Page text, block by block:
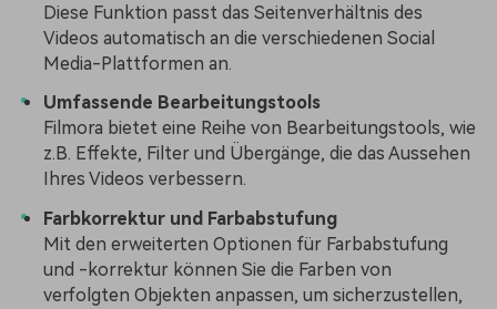
Diese Funktion passt das Seitenverhältnis des
Videos automatisch an die verschiedenen Social
Media-Plattformen an.
Umfassende Bearbeitungstools
Filmora bietet eine Reihe von Bearbeitungstools, wie
z.B. Effekte, Filter und Übergänge, die das Aussehen
Ihres Videos verbessern.
Farbkorrektur und Farbabstufung
Mit den erweiterten Optionen für Farbabstufung
und -korrektur können Sie die Farben von
verfolgten Objekten anpassen, um sicherzustellen,